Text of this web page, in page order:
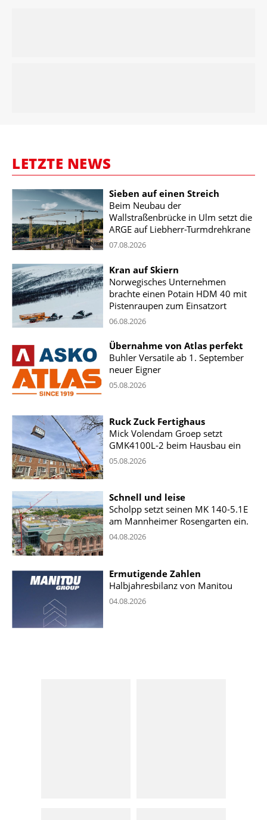
LETZTE NEWS
Sieben auf einen Streich
Beim Neubau der
Wallstraßenbrücke in Ulm setzt die
ARGE auf Liebherr-Turmdrehkrane
07.08.2026
Kran auf Skiern
Norwegisches Unternehmen
brachte einen Potain HDM 40 mit
Pistenraupen zum Einsatzort
06.08.2026
Übernahme von Atlas perfekt
Buhler Versatile ab 1. September
neuer Eigner
05.08.2026
Ruck Zuck Fertighaus
Mick Volendam Groep setzt
GMK4100L-2 beim Hausbau ein
05.08.2026
Schnell und leise
Scholpp setzt seinen MK 140-5.1E
am Mannheimer Rosengarten ein.
04.08.2026
Ermutigende Zahlen
Halbjahresbilanz von Manitou
04.08.2026